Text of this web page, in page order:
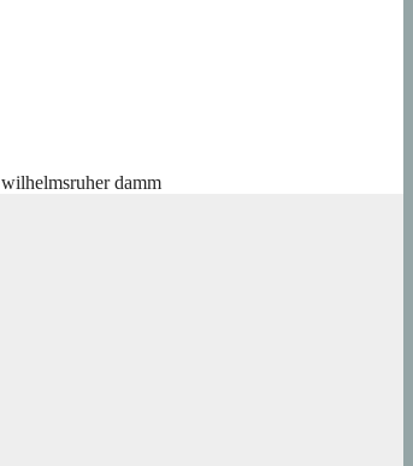
wilhelmsruher damm